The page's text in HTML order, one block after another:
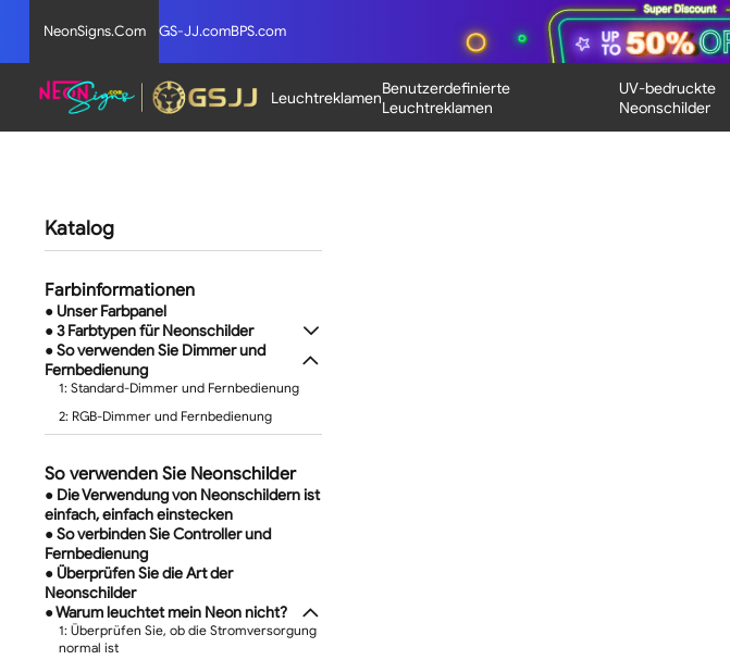
NeonSigns.Com GS-JJ.comBPS.com
LeuchtreklamenBenutzerdefinierte
Leuchtreklamen
UV-bedruckte
Neonschilder
Katalog
Farbinformationen
● Unser Farbpanel
● 3 Farbtypen für Neonschilder
● So verwenden Sie Dimmer und
Fernbedienung
1: Standard-Dimmer und Fernbedienung
2: RGB-Dimmer und Fernbedienung
So verwenden Sie Neonschilder
● Die Verwendung von Neonschildern ist
einfach, einfach einstecken
● So verbinden Sie Controller und
Fernbedienung
● Überprüfen Sie die Art der
Neonschilder
● Warum leuchtet mein Neon nicht?
1: Überprüfen Sie, ob die Stromversorgung
normal ist